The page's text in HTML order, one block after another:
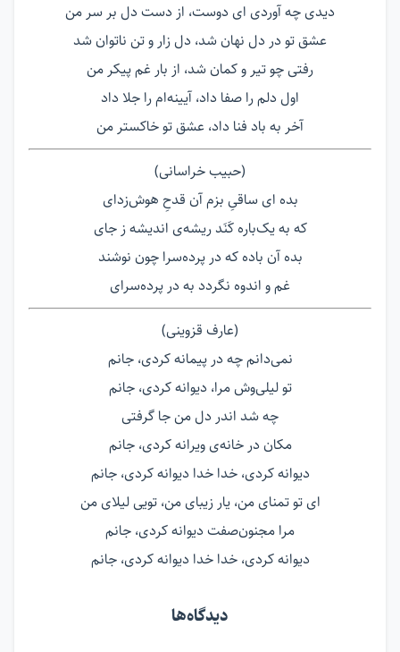
دیدی چه آوردی ای دوست، از دست دل بر سر من
عشق تو در دل نهان شد، دل زار و تن ناتوان شد
رفتی چو تیر و کمان شد، از بار غم پیکر من
اول دلم را صفا داد، آیینه‌ام را جلا داد
آخر به باد فنا داد، عشق تو خاکستر من
(حبیب خراسانی)
بده ای ساقیِ بزم آن قدحِ هوش‌زدای
که به یک‌باره کَنَد ریشه‌ی اندیشه ز جای
بده آن باده که در پرده‌سرا چون نوشند
غم و اندوه نگردد به در پرده‌سرای
(عارف قزوینی)
نمی‌دانم چه در پیمانه کردی، جانم
تو لیلی‌وش مرا، دیوانه کردی، جانم
چه شد اندر دل من جا گرفتی
مکان در خانه‌ی ویرانه کردی، جانم
دیوانه کردی، خدا خدا دیوانه کردی، جانم
ای تو تمنای من، یار زیبای من، تویی لیلای من
مرا مجنون‌صفت دیوانه کردی، جانم
دیوانه كردی، خدا خدا دیوانه كردی، جانم
دیدگاه‌ها